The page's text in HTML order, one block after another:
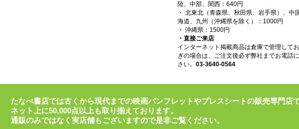
陸、中部、関西：640円
・ 北東北（青森県、秋田県、岩手県）、
海道、九州（沖縄県を除く）：1000円
・ 沖縄県：1500円
・直接ご来店
インターネット掲載商品は倉庫で管理して
ぎの場合は、ご注文後必ず弊社までお電話
さい。 03-3640-0564
たなべ書店では古くから現代までの映画パンフレットやプレスシートの販売専門店で
ネット上に50,000点以上も取り揃えております。
通販のみではなく実店舗もございますので是非ご覧ください。